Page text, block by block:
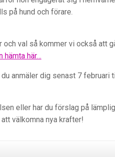
på hund och förare.
val så kommer vi också att
hämta här…
anmäler dig senast 7 februari
eller har du förslag på
välkomna nya krafter!